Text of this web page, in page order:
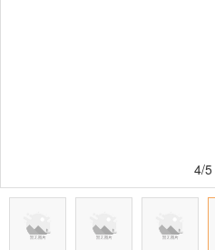
4/5